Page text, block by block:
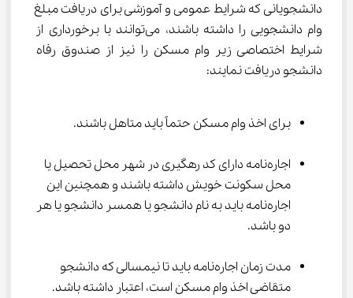
دانشجویانی که شرایط عمومی و آموزشی برای دریافت مبلغ
وام دانشجویی را داشته باشند، می‌توانند با برخورداری از
شرایط اختصاصی زیر وام مسکن را نیز از صندوق رفاه
دانشجو دریافت نمایند:
برای اخذ وام مسکن حتماً باید متاهل باشند.
اجاره‌نامه دارای کد رهگیری در شهر محل تحصیل یا
محل سکونت خویش داشته باشند و همچنین این
اجاره‌نامه باید به نام دانشجو یا همسر دانشجو یا هر
دو باشد.
مدت زمان اجاره‌نامه باید تا نیمسالی که دانشجو
متقاضی اخذ وام مسکن است، اعتبار داشته باشد.